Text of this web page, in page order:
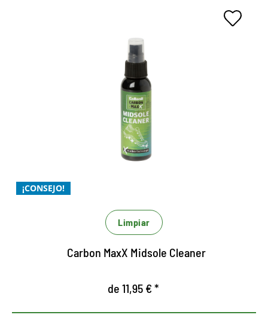
¡CONSEJO!
La mejor limpieza de
entresuelas con tecnología
micelar
Para una limpieza Xtra
Xtremadamente potente y Xtremadamente
Limpiar
Carbon MaxX Midsole Cleaner
de 11,95 € *